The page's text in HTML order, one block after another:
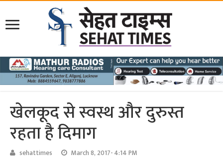
खेलकूद से स्वस्थ और दुरुस्त
रहता है दिमाग
sehattimes March 8, 2017- 4:14 PM